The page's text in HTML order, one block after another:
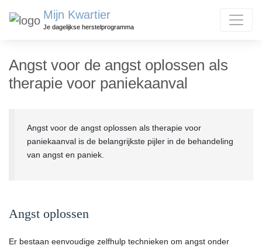
Mijn Kwartier
Je dagelijkse herstelprogramma
Angst voor de angst oplossen als
therapie voor paniekaanval
Angst voor de angst oplossen als therapie voor
paniekaanval is de belangrijkste pijler in de behandeling
van angst en paniek.
Angst oplossen
Er bestaan eenvoudige zelfhulp technieken om angst onder